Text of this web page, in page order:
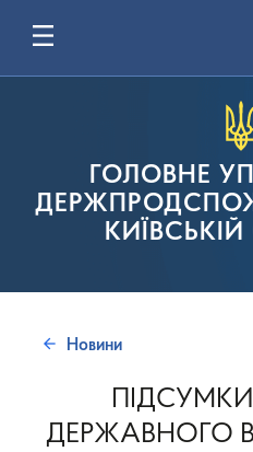
ГОЛОВНЕ
Новини
ДЕРЖАВНОГО